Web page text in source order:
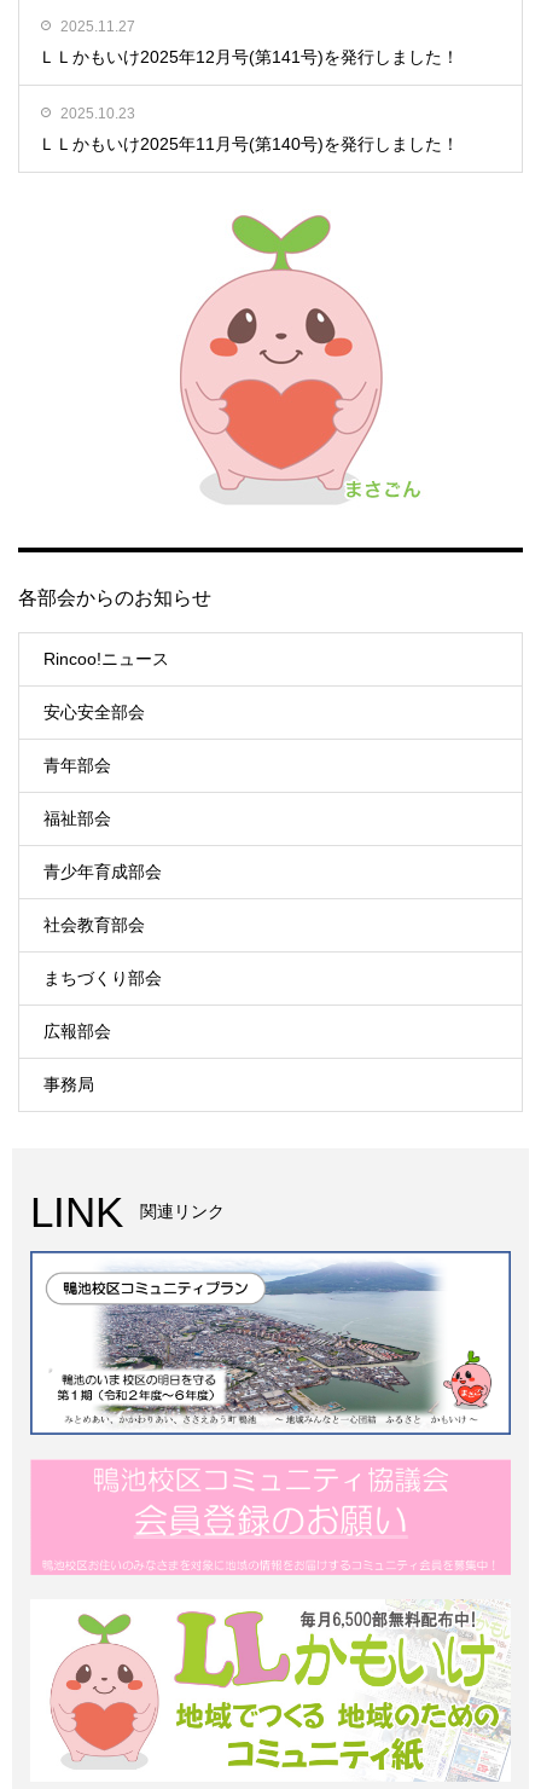
2025.11.27
ＬＬかもいけ2025年12月号(第141号)を発行しました！
2025.10.23
ＬＬかもいけ2025年11月号(第140号)を発行しました！
各部会からのお知らせ
Rincoo!ニュース
安心安全部会
青年部会
福祉部会
青少年育成部会
社会教育部会
まちづくり部会
広報部会
事務局
LINK 関連リンク